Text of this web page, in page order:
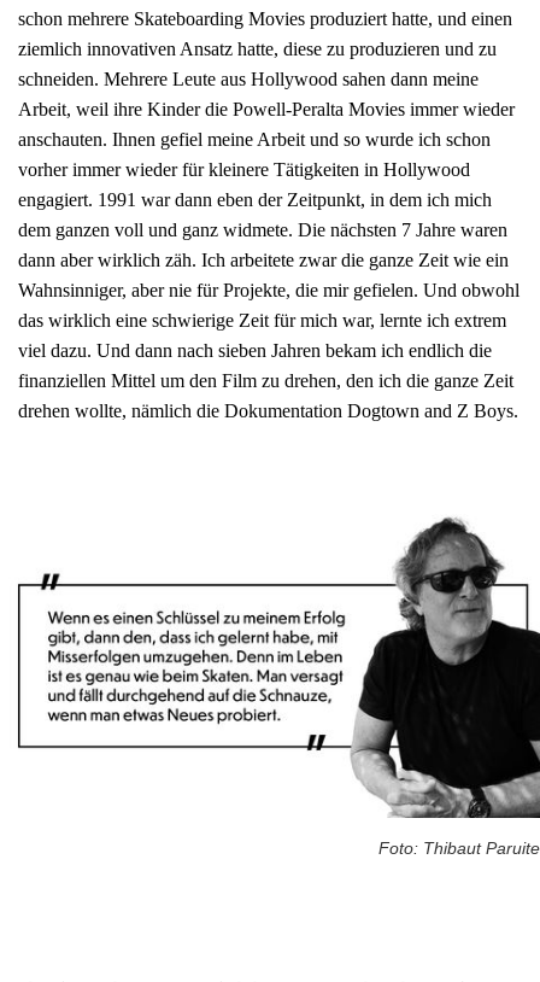
schon mehrere Skateboarding Movies produziert hatte, und einen
ziemlich innovativen Ansatz hatte, diese zu produzieren und zu
schneiden. Mehrere Leute aus Hollywood sahen dann meine
Arbeit, weil ihre Kinder die Powell-Peralta Movies immer wieder
anschauten. Ihnen gefiel meine Arbeit und so wurde ich schon
vorher immer wieder für kleinere Tätigkeiten in Hollywood
engagiert. 1991 war dann eben der Zeitpunkt, in dem ich mich
dem ganzen voll und ganz widmete. Die nächsten 7 Jahre waren
dann aber wirklich zäh. Ich arbeitete zwar die ganze Zeit wie ein
Wahnsinniger, aber nie für Projekte, die mir gefielen. Und obwohl
das wirklich eine schwierige Zeit für mich war, lernte ich extrem
viel dazu. Und dann nach sieben Jahren bekam ich endlich die
finanziellen Mittel um den Film zu drehen, den ich die ganze Zeit
drehen wollte, nämlich die Dokumentation Dogtown and Z Boys.
Foto: Thibaut Paruite